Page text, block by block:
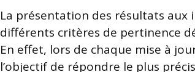
La présentation des résultats
différents critères de pertinence
En effet, lors de chaque mise à
l’objectif de répondre le plus